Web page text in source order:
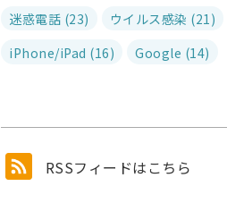
迷惑電話 (23)
ウイルス感染 (21)
iPhone/iPad (16)
Google (14)
RSSフィードはこちら